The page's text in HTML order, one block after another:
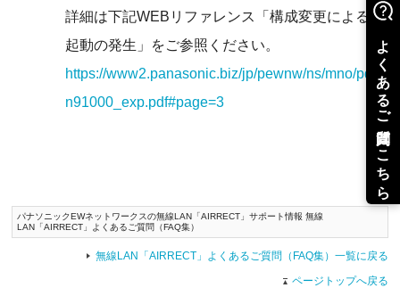
詳細は下記WEBリファレンス「構成変更による再
起動の発生」をご参照ください。
https://www2.panasonic.biz/jp/pewnw/ns/mno/pdf/p
n91000_exp.pdf#page=3
パナソニックEWネットワークスの無線LAN「AIRRECT」サポート情報 無線
LAN「AIRRECT」よくあるご質問（FAQ集）
無線LAN「AIRRECT」よくあるご質問（FAQ集）一覧に戻る
ページトップへ戻る